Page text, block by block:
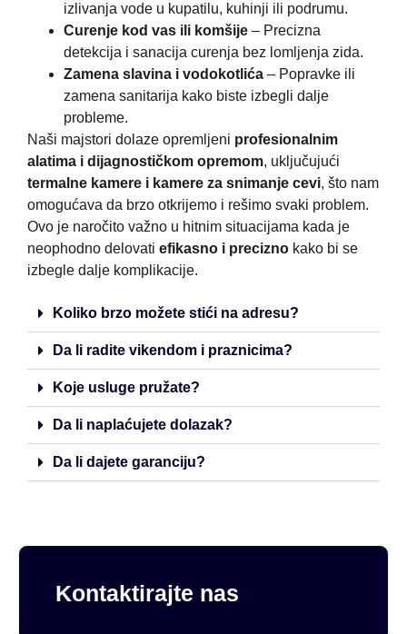
izlivanja vode u kupatilu, kuhinji ili podrumu.
Curenje kod vas ili komšije – Precizna
detekcija i sanacija curenja bez lomljenja zida.
Zamena slavina i vodokotlića – Popravke ili
zamena sanitarija kako biste izbegli dalje
probleme.
Naši majstori dolaze opremljeni profesionalnim
alatima i dijagnostičkom opremom, uključujući
termalne kamere i kamere za snimanje cevi, što nam
omogućava da brzo otkrijemo i rešimo svaki problem.
Ovo je naročito važno u hitnim situacijama kada je
neophodno delovati efikasno i precizno kako bi se
izbegle dalje komplikacije.
Koliko brzo možete stići na adresu?
Da li radite vikendom i praznicima?
Koje usluge pružate?
Da li naplaćujete dolazak?
Da li dajete garanciju?
Kontaktirajte nas